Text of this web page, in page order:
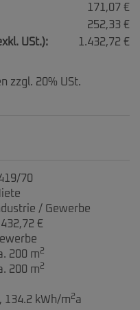
171,07 €
252,33 €
USt.):
1.432,72 €
zzgl. 20% USt.
70
/ Gewerbe
€
200 m2
200 m2
134.2 kWh/m2a